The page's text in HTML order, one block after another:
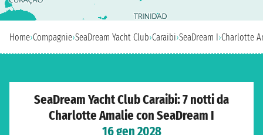
Home›Compagnie›SeaDream Yacht Club›Caraibi›SeaDream I›Charlotte
SeaDream Yacht Club Caraibi: 7 notti da
Charlotte Amalie con SeaDream I
16 gen 2028